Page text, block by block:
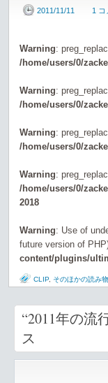
2011/11/11 1 コ
Warning:
/home/users/0/
Warning:
/home/users/0/
Warning:
/home/users/0/
Warning:
/home/users/0/
2018
Warning: Use of
future version of
content/plugins/
CLIP, そのほかの読み物
“2011年の流
ス